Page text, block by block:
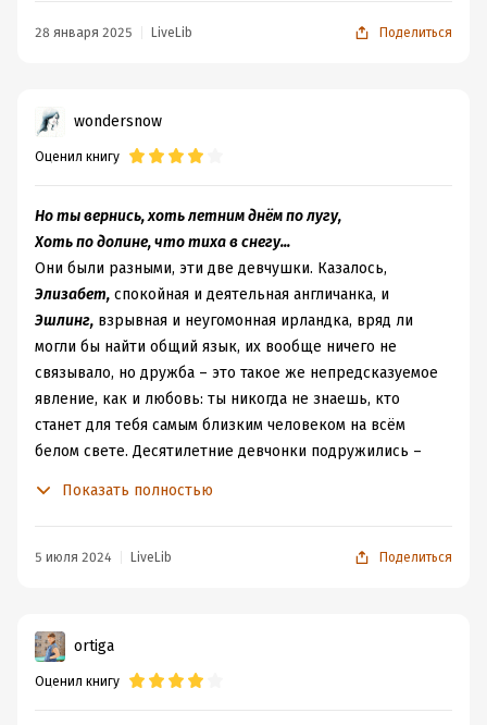
родители глаз с дочерей не спускали, сами устраивали
как только женщинам дали возможность выбирать
самим, они просто спустили свои жизни в унитаз.
Потому что это ведь не женщины, а еще совсем
хочет. А они терпят, надеются. ждут. Рожают дочерей,
которые повторят их горький путь. Вот такие
невеселые мысли вызвала у меня сия книга...
28 января 2025 LiveLib Поделиться
wondersnow
Оценил книгу
Но ты вернись, хоть летним днём по лугу,
Хоть по долине, что тиха в снегу...
Они были разными, эти две девчушки. Казалось,
Элизабет, спокойная и деятельная англичанка, и
Эшлинг, взрывная и неугомонная ирландка, вряд ли
могли бы найти общий язык, их вообще ничего не
связывало, но дружба – это такое же непредсказуемое
явление, как и любовь: ты никогда не знаешь, кто
станет для тебя самым близким человеком на всём
белом свете. Десятилетние девчонки подружились –
более решительной, вторая – более разумной, так это
мурлыкающий котёнок, висящая на двери самодельная
табличка:
запрещён!». Пять лет пронеслись как пять дней, и вот
Показать полностью
5 июля 2024 LiveLib Поделиться
ortiga
Оценил книгу